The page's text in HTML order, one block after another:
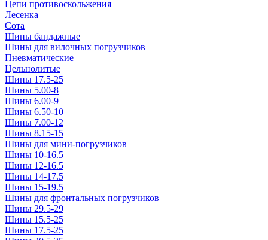
Цепи противоскольжения
Лесенка
Сота
Шины бандажные
Шины для вилочных погрузчиков
Пневматические
Цельнолитые
Шины 17.5-25
Шины 5.00-8
Шины 6.00-9
Шины 6.50-10
Шины 7.00-12
Шины 8.15-15
Шины для мини-погрузчиков
Шины 10-16.5
Шины 12-16.5
Шины 14-17.5
Шины 15-19.5
Шины для фронтальных погрузчиков
Шины 29.5-29
Шины 15.5-25
Шины 17.5-25